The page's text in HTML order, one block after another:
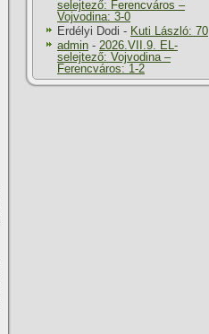
selejtező: Ferencváros –
Vojvodina: 3-0
Erdélyi Dodi - Kuti László: 70
admin - 2026.VII.9. EL-
selejtező: Vojvodina –
Ferencváros: 1-2